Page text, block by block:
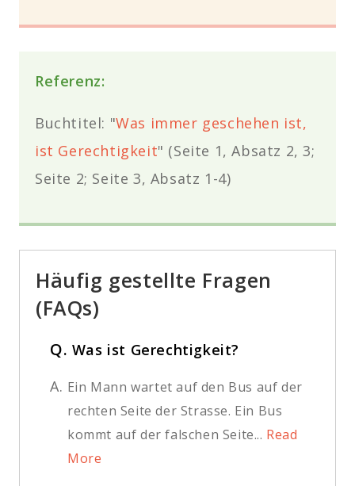
Referenz:
Buchtitel: "Was immer geschehen ist,
ist Gerechtigkeit" (Seite 1, Absatz 2, 3;
Seite 2; Seite 3, Absatz 1-4)
Häufig gestellte Fragen
(FAQs)
Q. Was ist Gerechtigkeit?
A. Ein Mann wartet auf den Bus auf der
rechten Seite der Strasse. Ein Bus
kommt auf der falschen Seite... Read
More